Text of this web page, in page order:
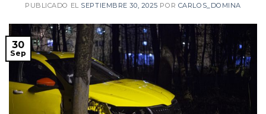
PUBLICADO EL SEPTIEMBRE 30, 2025 POR CARLOS_DOMINA
30
Sep